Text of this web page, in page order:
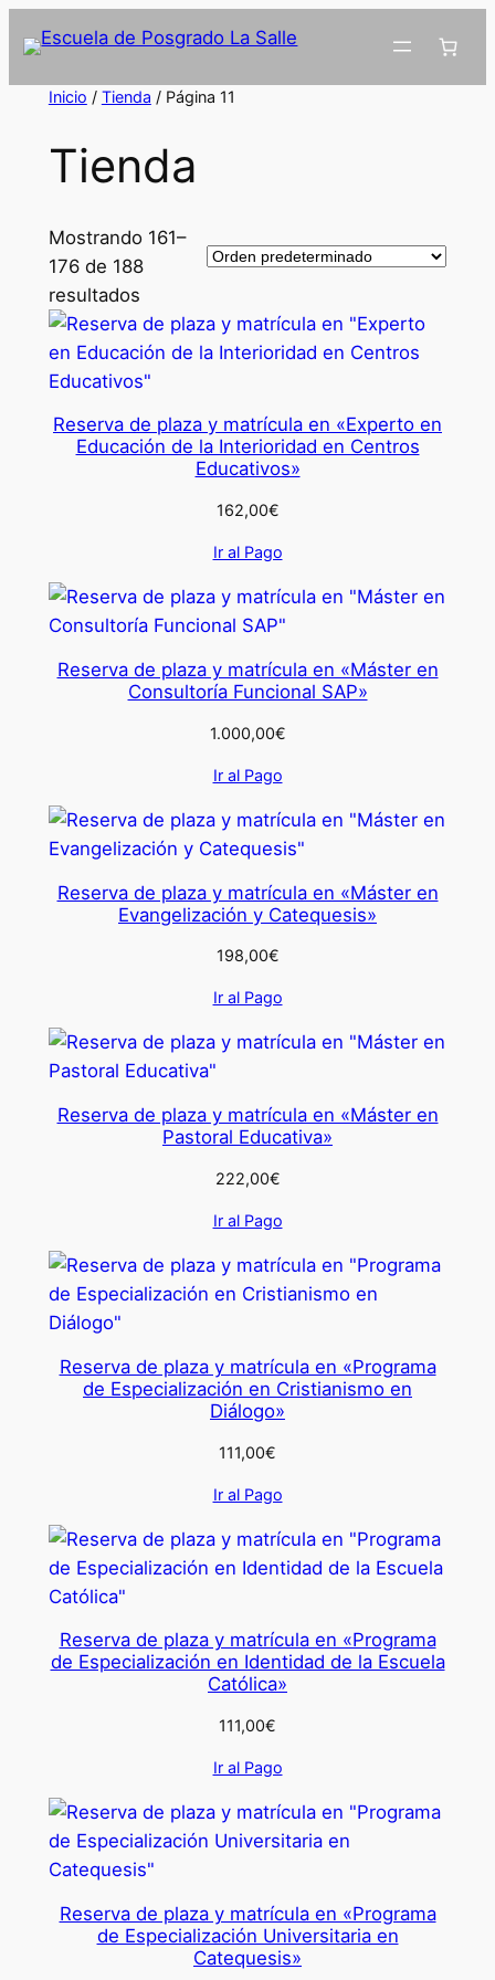
Inicio / Tienda / Página 11
Tienda
Mostrando 161–
176 de 188
resultados
Reserva de plaza y matrícula en «Experto en
Educación de la Interioridad en Centros
Educativos»
162,00€
Ir al Pago
Reserva de plaza y matrícula en «Máster en
Consultoría Funcional SAP»
1.000,00€
Ir al Pago
Reserva de plaza y matrícula en «Máster en
Evangelización y Catequesis»
198,00€
Ir al Pago
Reserva de plaza y matrícula en «Máster en
Pastoral Educativa»
222,00€
Ir al Pago
Reserva de plaza y matrícula en «Programa
de Especialización en Cristianismo en
Diálogo»
111,00€
Ir al Pago
Reserva de plaza y matrícula en «Programa
de Especialización en Identidad de la Escuela
Católica»
111,00€
Ir al Pago
Reserva de plaza y matrícula en «Programa
de Especialización Universitaria en
Catequesis»